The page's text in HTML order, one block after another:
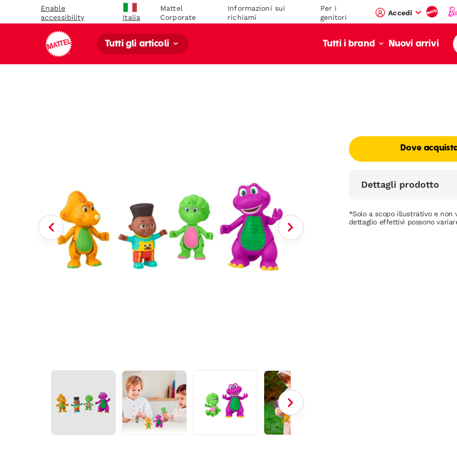
Enable
accessibility
Italia
Mattel
Corporate
Informazioni sui
richiami
Per i
genitori
Accedi
Tutti gli articoli Tutti i brand Nuovi arrivi
Dove
Dettagli prodotto
*Solo a scopo illustrativo e non
dettaglio effettivi possono